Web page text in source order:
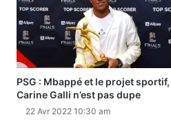
PSG : Mbappé et le projet sportif,
Carine Galli n’est pas dupe
22 Avr 2022 10:30 am